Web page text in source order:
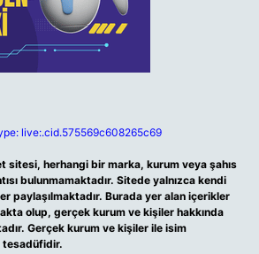
live:.cid.575569c608265c69
sitesi, herhangi bir marka, kurum veya şahıs
bulunmamaktadır. Sitede yalnızca kendi
paylaşılmaktadır. Burada yer alan içerikler
olup, gerçek kurum ve kişiler hakkında
Gerçek kurum ve kişiler ile isim
tesadüfidir.